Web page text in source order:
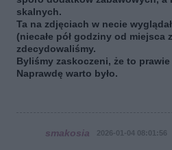
skalnych.
Ta na zdjęciach w necie
(niecałe pół godziny od miejsca
zdecydowaliśmy.
Byliśmy zaskoczeni, że to
Naprawdę warto było.
smakosia 2026-01-04 08:01:56